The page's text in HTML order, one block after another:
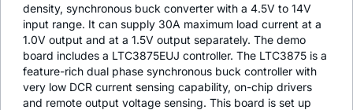
density, synchronous buck converter with a 4.5V to 14V
input range. It can supply 30A maximum load current at a
1.0V output and at a 1.5V output separately. The demo
board includes a LTC3875EUJ controller. The LTC3875 is a
feature-rich dual phase synchronous buck controller with
very low DCR current sensing capability, on-chip drivers
and remote output voltage sensing. This board is set up